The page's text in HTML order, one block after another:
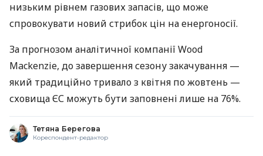
низьким рівнем газових запасів, що може
спровокувати новий стрибок цін на енергоносії.
За прогнозом аналітичної компанії Wood
Mackenzie, до завершення сезону закачування —
який традиційно тривало з квітня по жовтень —
сховища ЄС можуть бути заповнені лише на 76%.
Тетяна Берегова
Кореспондент-редактор